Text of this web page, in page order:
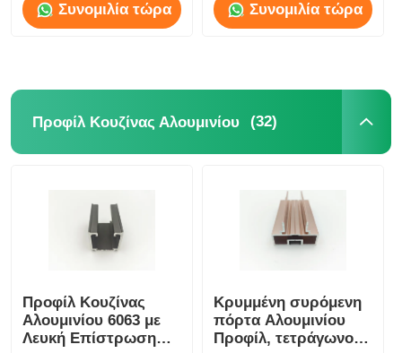
Συνομιλία τώρα Συνομιλία τώρα
Προφίλ Κουζίνας Αλουμινίου (32)
Προφίλ Κουζίνας
Αλουμινίου 6063 με
Λευκή Επίστρωση
Κρυμμένη συρόμενη
πόρτα Αλουμινίου
Προφίλ, τετράγωνο